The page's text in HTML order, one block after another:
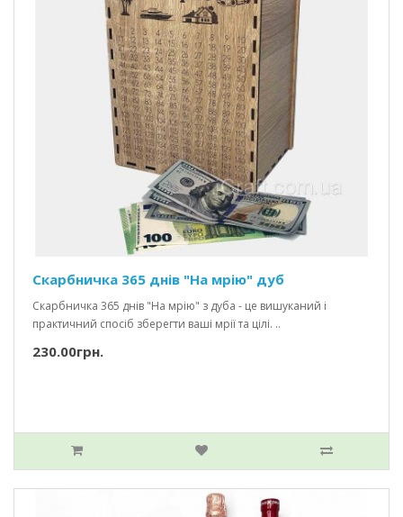
Скарбничка 365 днів "На мрію" дуб
Скарбничка 365 днів "На мрію" з дуба - це вишуканий і
практичний спосіб зберегти ваші мрії та цілі. ..
230.00грн.